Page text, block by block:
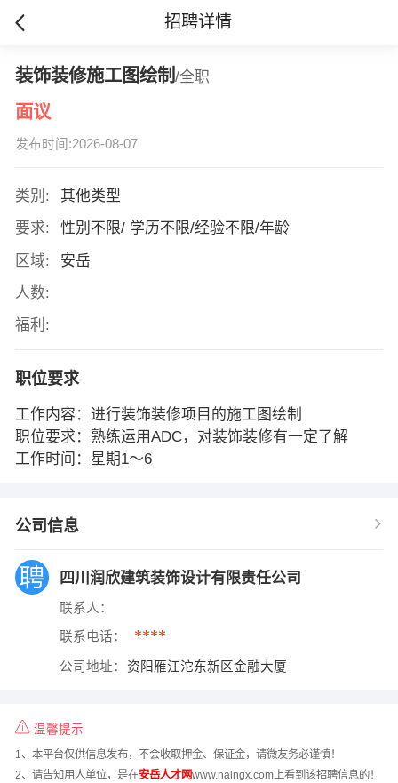
招聘详情
装饰装修施工图绘制 /全职
面议
发布时间:2026-08-07
类别:
其他类型
要求:
性别不限/ 学历不限/经验不限/年龄
区域:
安岳
人数:
福利:
职位要求
工作内容：进行装饰装修项目的施工图绘制
职位要求：熟练运用ADC，对装饰装修有一定了解
工作时间：星期1～6
公司信息
四川润欣建筑装饰设计有限责任公司
联系人：
联系电话： ****
公司地址： 资阳雁江沱东新区金融大厦
温馨提示
1、本平台仅供信息发布，不会收取押金、保证金，请微友务必谨慎！
2、请告知用人单位，是在安岳人才网www.nalngx.com上看到该招聘信息的！